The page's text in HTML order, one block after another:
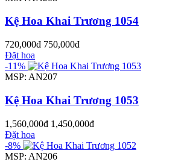
Kệ Hoa Khai Trương 1054
720,000đ 750,000đ
Đặt hoa
-11%
MSP: AN207
Kệ Hoa Khai Trương 1053
1,560,000đ 1,450,000đ
Đặt hoa
-8%
MSP: AN206